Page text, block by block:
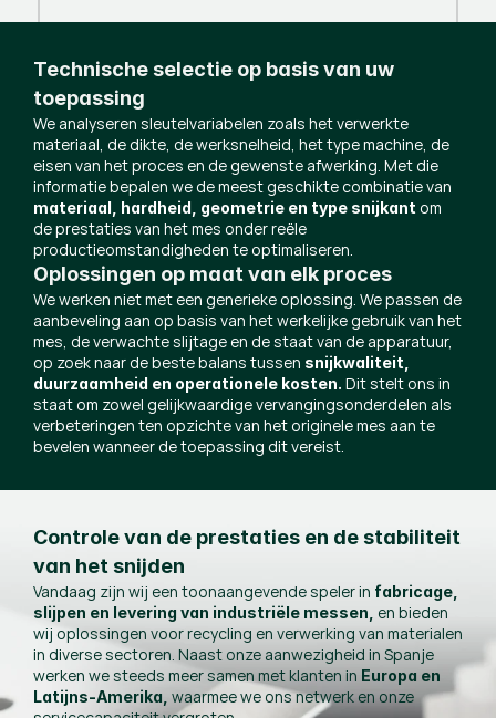
Technische selectie op basis van uw
toepassing
We analyseren sleutelvariabelen zoals het verwerkte
materiaal, de dikte, de werksnelheid, het type machine, de
eisen van het proces en de gewenste afwerking. Met die
informatie bepalen we de meest geschikte combinatie van
materiaal, hardheid, geometrie en type snijkant om
de prestaties van het mes onder reële
productieomstandigheden te optimaliseren.
Oplossingen op maat van elk proces
We werken niet met een generieke oplossing. We passen de
aanbeveling aan op basis van het werkelijke gebruik van het
mes, de verwachte slijtage en de staat van de apparatuur,
op zoek naar de beste balans tussen snijkwaliteit,
duurzaamheid en operationele kosten. Dit stelt ons in
staat om zowel gelijkwaardige vervangingsonderdelen als
verbeteringen ten opzichte van het originele mes aan te
bevelen wanneer de toepassing dit vereist.
Controle van de prestaties en de stabiliteit
van het snijden
Vandaag zijn wij een toonaangevende speler in fabricage,
slijpen en levering van industriële messen, en bieden
wij oplossingen voor recycling en verwerking van materialen
in diverse sectoren. Naast onze aanwezigheid in Spanje
werken we steeds meer samen met klanten in Europa en
Latijns-Amerika, waarmee we ons netwerk en onze